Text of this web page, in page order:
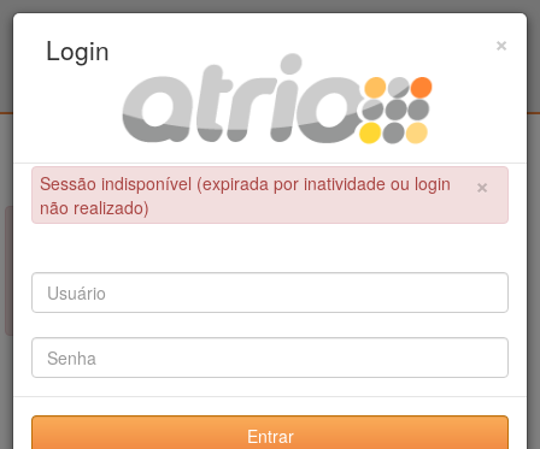
Civil / UPE
×
NÃO FOI POSSÍVEL CONCLUIR A OPERAÇÃO
Sessão indisponível (expirada por inatividade ou login não
realizado)
×
Login
×
Sessão indisponível (expirada por inatividade ou login
não realizado)
Entrar